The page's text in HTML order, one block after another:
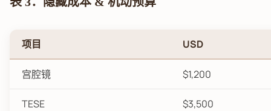
项目 USD
宫腔镜 $1,200
TESE $3,500